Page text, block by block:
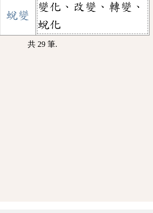
蛻變
變化、改變、轉變、
蛻化
共 29 筆.